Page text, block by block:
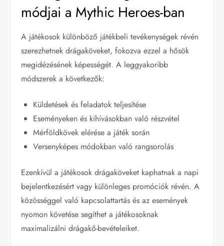
módjai a Mythic Heroes-ban
A játékosok különböző játékbeli tevékenységek révén
szerezhetnek drágaköveket, fokozva ezzel a hősök
megidézésének képességét. A leggyakoribb
módszerek a következők:
Küldetések és feladatok teljesítése
Eseményeken és kihívásokban való részvétel
Mérföldkövek elérése a játék során
Versenyképes módokban való rangsorolás
Ezenkívül a játékosok drágaköveket kaphatnak a napi
bejelentkezésért vagy különleges promóciók révén. A
közösséggel való kapcsolattartás és az események
nyomon követése segíthet a játékosoknak
maximalizálni drágakő-bevételeiket.